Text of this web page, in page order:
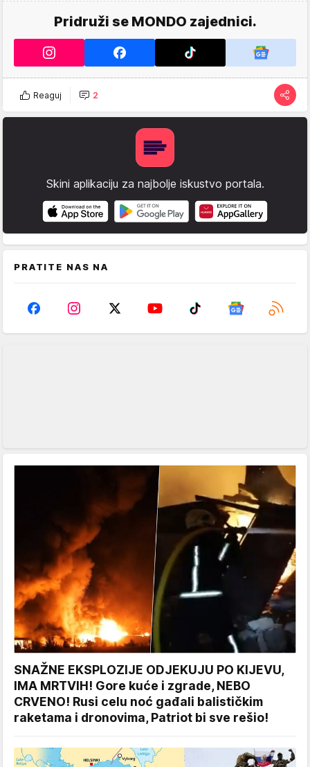
Pridruži se MONDO zajednici.
Reaguj 2
Skini aplikaciju za najbolje iskustvo portala.
PRATITE NAS NA
SNAŽNE EKSPLOZIJE ODJEKUJU PO KIJEVU,
IMA MRTVIH! Gore kuće i zgrade, NEBO
CRVENO! Rusi celu noć gađali balističkim
raketama i dronovima, Patriot bi sve rešio!